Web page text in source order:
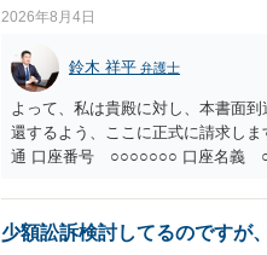
2026年8月4日
鈴木 祥平 弁護士
よって、私は貴殿に対し、本書面
還するよう、ここに正式に請求
通 口座番号 ○○○○○○○ 口座名義
を求める民事訴訟、支払督促その
の他法令上認められる金員につい
少額訟訴検討してるのですが